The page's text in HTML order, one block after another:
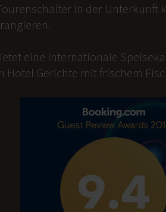
in der Unterkunft
eine internationale
Hotel Gerichte mit frischem